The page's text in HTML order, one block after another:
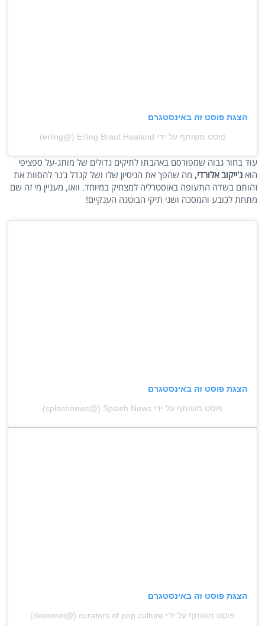
הצגת פוסט זה באינסטגרם
פוסט משותף על ידי ‏‎Erling Braut Haaland‎‏ (@‏‎erling‎‏)
עוד בחור גבוה שמפורסם באהבתו לתיקים גדולים של מותג-על ספציפי
הואג'ייקוב אלורדי, מה שהפך את הניסיון שלו ושל קנדל ג'נר להסוות את
זהותם בשדה התעופה באוסטרליה למצחיק במיוחד. וואו, מעניין מי זה שם
מתחת לכובע והמסכה ושני תיקי הבוטגה הענקיים!
הצגת פוסט זה באינסטגרם
פוסט משותף על ידי ‏‎Splash News‎‏ (@‏‎splashnews‎‏)
הצגת פוסט זה באינסטגרם
פוסט משותף על ידי ‏‎curators of pop culture‎‏ (@‏‎deuxmoi‎‏)